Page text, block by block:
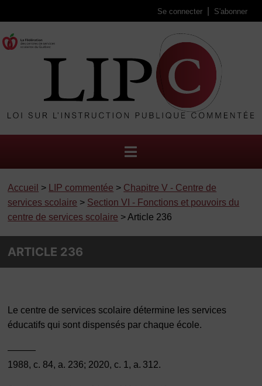
Se connecter S'abonner
Accueil > LIP commentée > Chapitre V - Centre de
services scolaire > Section VI - Fonctions et pouvoirs du
centre de services scolaire > Article 236
ARTICLE 236
Le centre de services scolaire détermine les services
éducatifs qui sont dispensés par chaque école.
———
1988, c. 84, a. 236; 2020, c. 1, a. 312.